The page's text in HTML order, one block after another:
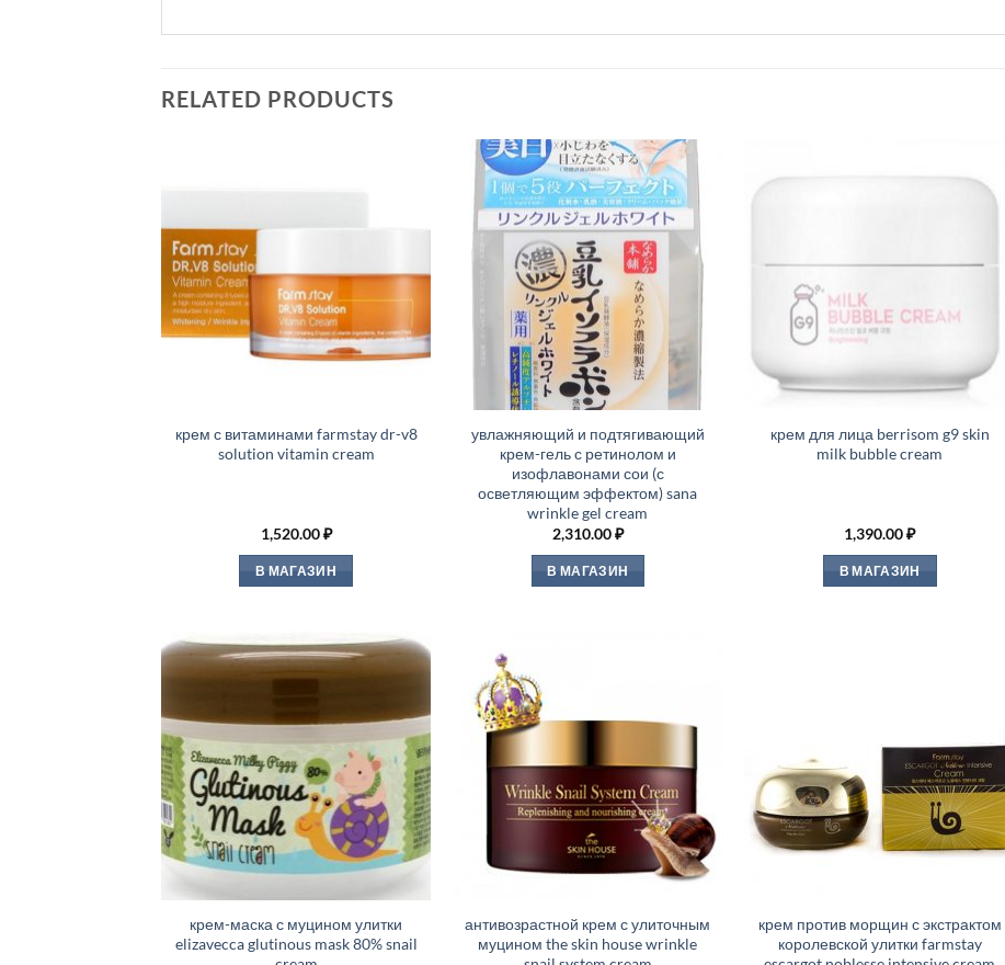
RELATED PRODUCTS
крем с витаминами farmstay dr-v8
solution vitamin cream
1,520.00₽
В МАГАЗИН
увлажняющий и подтягивающий
крем-гель с ретинолом и
изофлавонами сои (с
осветляющим эффектом) sana
wrinkle gel cream
2,310.00₽
В МАГАЗИН
крем для лица berrisom g9 skin
milk bubble cream
1,390.00₽
В МАГАЗИН
крем-маска с муцином улитки
elizavecca glutinous mask 80% snail
антивозрастной крем с улиточным
муцином the skin house wrinkle
крем против морщин с экстрактом
королевской улитки farmstay